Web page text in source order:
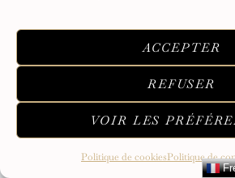
ACCEPTER
REFUSER
VOIR LES
Politique de cookiesPolitique de
nouveaux